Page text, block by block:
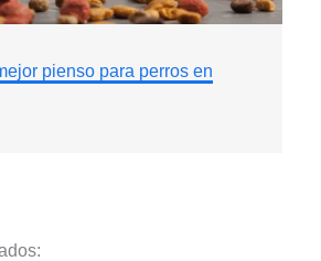
pienso para perros en